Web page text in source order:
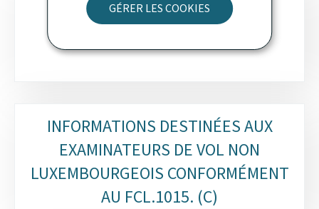
GÉRER LES COOKIES
LISTE DES EXAMINATEURS
INFORMATIONS DESTINÉES AUX
EXAMINATEURS DE VOL NON
LUXEMBOURGEOIS CONFORMÉMENT
AU FCL.1015. (C)